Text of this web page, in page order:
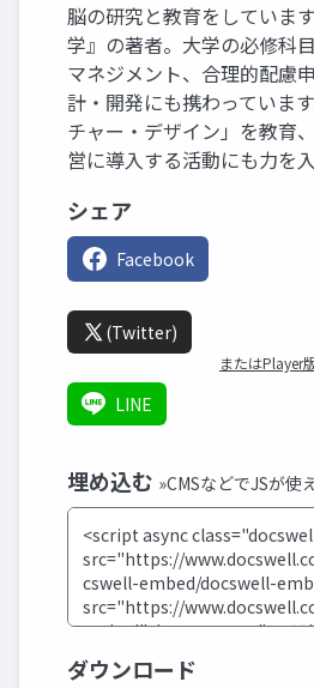
脳の研究と教育をしていま
学』の著者。大学の必修科
マネジメント、合理的配慮
計・開発にも携わっていま
チャー・デザイン」を教育
営に導入する活動にも力を
シェア
Facebook
(Twitter)
またはPlayer
LINE
埋め込む »CMSなどでJSが使
ダウンロード